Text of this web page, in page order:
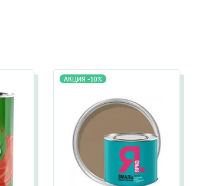
и ванных комнат
красители
для декора, патина
шелк
(эффект мрамора)
(эффект песчаных вихрей)
АКЦИЯ -10%